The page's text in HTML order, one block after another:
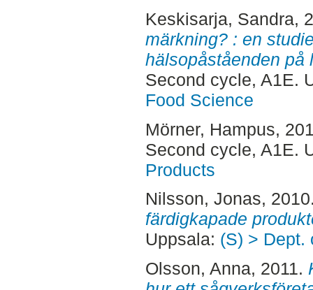
Keskisarja, Sandra,
märkning? : en
hälsopåståenden på
Second cycle, A1E.
Food Science
Mörner, Hampus,
Second cycle, A1E.
Products
Nilsson, Jonas,
färdigkapade
Uppsala: (S) > Dept.
Olsson, Anna, 2011.